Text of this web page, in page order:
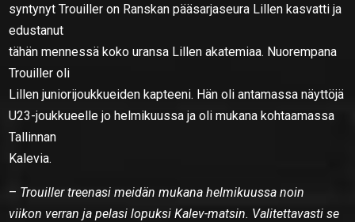
syntynyt Trouiller on Ranskan pääsarjaseura Lillen kasvatti ja
edustanut
tähän mennessä koko uransa Lillen akatemiaa. Nuorempana
Trouiller oli
Lillen juniorijoukkueiden kapteeni. Hän oli antamassa näyttöjä
U23-joukkueelle jo helmikuussa ja oli mukana kohtaamassa
Tallinnan
Kalevia.
– Trouiller treenasi meidän mukana helmikuussa noin
viikon verran ja pelasi lopuksi Kalev-matsin. Valitettavasti se